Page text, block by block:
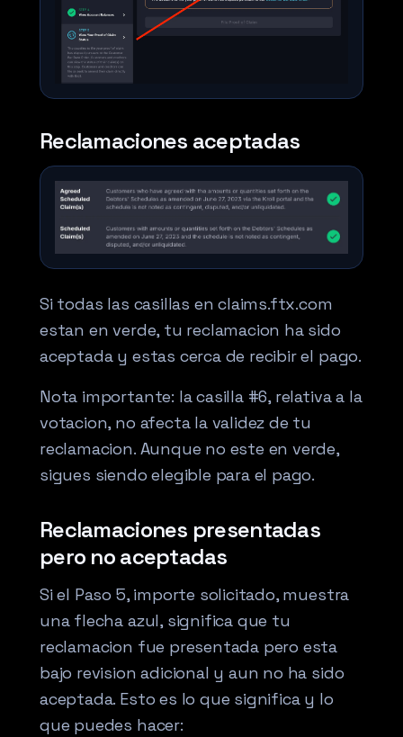
Reclamaciones aceptadas
Si todas las casillas en claims.ftx.com
estan en verde, tu reclamacion ha sido
aceptada y estas cerca de recibir el pago.
Nota importante: la casilla #6, relativa a la
votacion, no afecta la validez de tu
reclamacion. Aunque no este en verde,
sigues siendo elegible para el pago.
Reclamaciones presentadas
pero no aceptadas
Si el Paso 5, importe solicitado, muestra
una flecha azul, significa que tu
reclamacion fue presentada pero esta
bajo revision adicional y aun no ha sido
aceptada. Esto es lo que significa y lo
que puedes hacer: